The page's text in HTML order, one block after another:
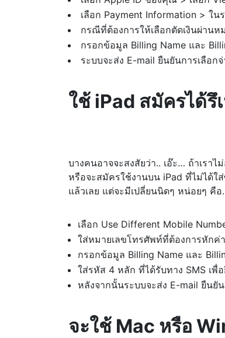
เลือก Payment Information > ใน
กรณีที่ต้องการให้เลือกตัดเงินผ่านห
กรอกข้อมูล Billing Name และ
ระบบจะส่ง E-mail ยืนยันการเลือก
ใช้ iPad สมัครได้รึ
บางคนอาจจะสงสัยว่า.. เอ๊ะ… ถ้าเรา
หรือจะสมัครใช้งานบน iPad ที่ไม่ได้ใ
แล้วเลย แต่จะมีเปลี่ยนนิดๆ หน่อยๆ คื
เลือก Use Different Mobile
ใส่หมายเลขโทรศัพท์ที่ต้องการหักค่
กรอกข้อมูล Billing Name และ
ใส่รหัส 4 หลัก ที่ได้รับทาง SMS เพื่
หลังจากนั้นระบบจะส่ง E-mail ยืนยั
จะใช้ Mac หรือ